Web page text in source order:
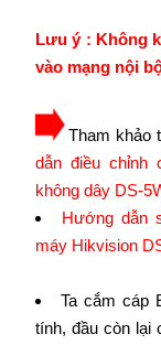
Lưu ý : Không
vào mạng nội
Tham khảo
dẫn điều chỉnh
không dây DS-
Hướng dẫn
máy Hikvision
Ta cắm cáp
tính, đầu còn lại